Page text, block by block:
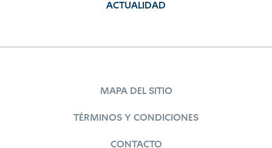
ACTUALIDAD
MAPA DEL SITIO
TÉRMINOS Y CONDICIONES
CONTACTO